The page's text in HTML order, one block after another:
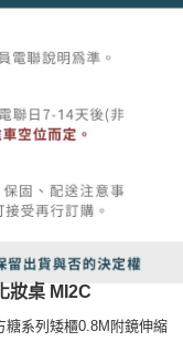
妝桌 MI2C
糖系列矮櫃0.8M附鏡伸縮